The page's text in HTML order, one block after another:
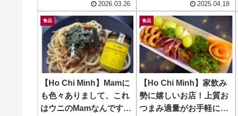
2026.03.26 2025.04.18
食品
【Ho Chi Minh】Mamに
も色々ありまして、これ
はウニのMamなんです♪
食品
【Ho Chi Minh】家飲み
勢に嬉しいお店！上質お
つまみ適量がお手軽に！